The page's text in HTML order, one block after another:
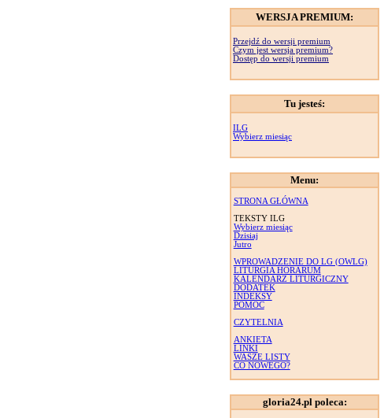
WERSJA PREMIUM:
Przejdź do wersji premium
Czym jest wersja premium?
Dostęp do wersji premium
Tu jesteś:
ILG
Wybierz miesiąc
Menu:
STRONA GŁÓWNA
TEKSTY ILG
Wybierz miesiąc
Dzisiaj
Jutro
WPROWADZENIE DO LG (OWLG)
LITURGIA HORARUM
KALENDARZ LITURGICZNY
DODATEK
INDEKSY
POMOC
CZYTELNIA
ANKIETA
LINKI
WASZE LISTY
CO NOWEGO?
gloria24.pl poleca: